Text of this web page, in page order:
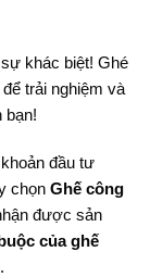
khác biệt! Ghé
trải nghiệm và
bạn!
đầu tư
chọn Ghế công
được sản
của ghế